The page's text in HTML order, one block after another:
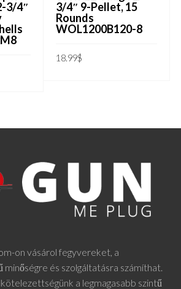
3/4″
3/4″ 9-Pellet, 15
Rounds
WOL1200B120-8
18.99$
on vásárol fegyvereket, a
minőségre és szolgáltatásra számíthat.
a legmagasabb szintű